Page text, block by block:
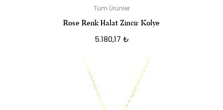
Tüm Ürünler
Rose Renk Halat Zincir Kolye
5.180,17 ₺